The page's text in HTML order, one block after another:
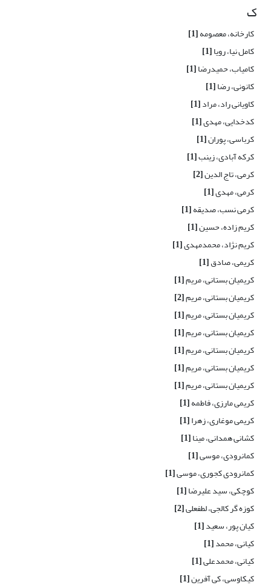
ک
کارخانه، معصومه[1]
کامل نیا، رویا[1]
کامیاب، حمیدرضا[1]
کانونی، رضا[1]
کاویانی راد، مراد[1]
کدخدایی، مهدی[1]
کرباسی، پوران[1]
کرکه آبادی، زینب[1]
کرمی، تاج الدین[2]
کرمی، مهدی[1]
کرمی نسب، صدیقه[1]
کریم زاده، حسین[1]
کریم نژاد، محمدمهدی[1]
کریمی، صادق[1]
کریمیان بستانی، مریم[1]
کریمیان بستانی، مریم[2]
کریمیان بستانی، مریم[1]
کریمیان بستانی، مریم[1]
کریمیان بستانی، مریم[1]
کریمیان بستانی، مریم[1]
کریمیان بستانی، مریم[1]
کریمی مارزی، فاطمه[1]
کریمی موغاری، زهرا[1]
کشانی همدانی، مینا[1]
کمانرودی، موسی[1]
کمانرودی کجوری، موسی[1]
کوچکی، سید علیرضا[1]
کوزه گر کالجی، لطفعلی[2]
کیان پور، سعید[1]
کیانی، محمد[1]
کیانی، محمدعلی[1]
کیکاوسی، کی آفرین[1]